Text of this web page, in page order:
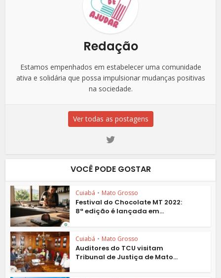
Redação
Estamos empenhados em estabelecer uma comunidade
ativa e solidária que possa impulsionar mudanças positivas
na sociedade.
Ver todas as postagens
VOCÊ PODE GOSTAR
Cuiabá • Mato Grosso
Festival do Chocolate MT 2022:
8ª edição é lançada em...
Cuiabá • Mato Grosso
Auditores do TCU visitam
Tribunal de Justiça de Mato...